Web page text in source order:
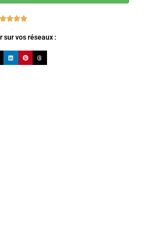

sur vos réseaux :